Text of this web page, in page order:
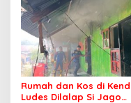
Rumah dan Kos di
Ludes Dilalap Si Jago